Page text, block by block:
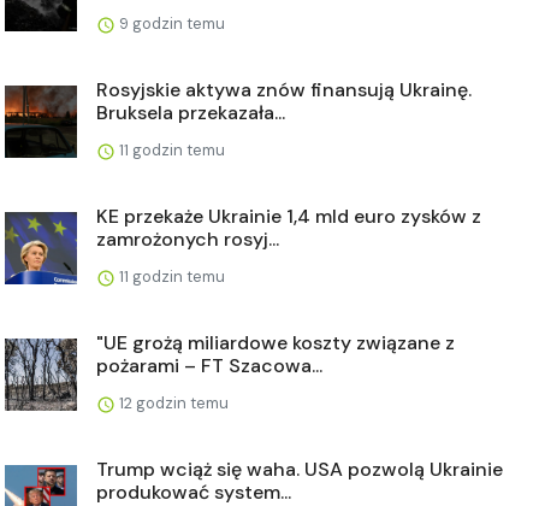
9 godzin temu
Rosyjskie aktywa znów finansują Ukrainę.
Bruksela przekazała...
11 godzin temu
KE przekaże Ukrainie 1,4 mld euro zysków z
zamrożonych rosyj...
11 godzin temu
"UE grożą miliardowe koszty związane z
pożarami – FT Szacowa...
12 godzin temu
Trump wciąż się waha. USA pozwolą Ukrainie
produkować system...